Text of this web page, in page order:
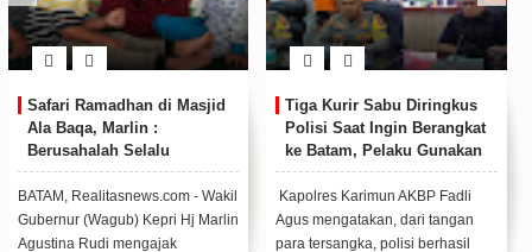
Safari Ramadhan di Masjid
Ala Baqa, Marlin :
Berusahalah Selalu
Bermanfaat untuk Orang
Lain
BATAM, Realitasnews.com - Wakil
Gubernur (Wagub) Kepri Hj Marlin
Agustina Rudi mengajak
Tiga Kurir Sabu Diringkus
Polisi Saat Ingin Berangkat
ke Batam, Pelaku Gunakan
Modus Sembunyikan Sabu
di Anus
Kapolres Karimun AKBP Fadli
Agus mengatakan, dari tangan
para tersangka, polisi berhasil